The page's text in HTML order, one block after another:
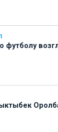
футболу